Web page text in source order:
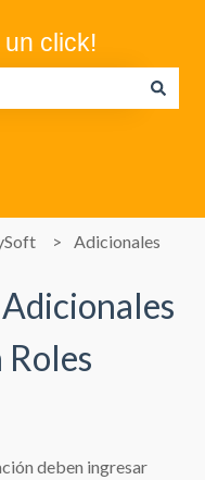
click!
Adicionales
deben ingresar